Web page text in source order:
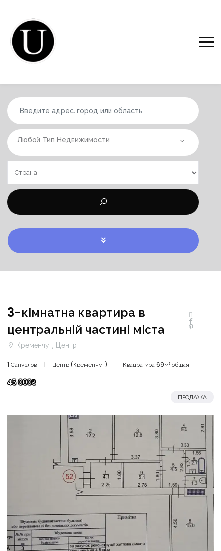
Любой Тип Недвижимости
3-кімнатна квартира в
центральній частині міста
Кременчуг, Центр
1 Санузлов Центр (Кременчуг) Квадратура 69м² общая
45 000₴
ПРОДАЖА